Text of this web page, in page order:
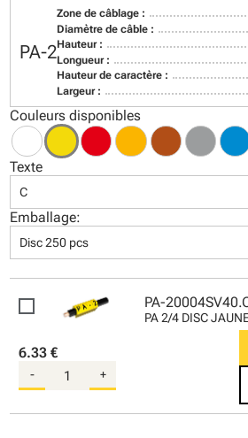
PA-2
Zone de câblage :
Diamètre de câble :
Hauteur :
Longueur :
Hauteur de caractère :
Largeur :
Couleurs disponibles
Texte
C
Emballage:
Disc 250 pcs
PA-
PA 2/4 DISC
6.33 €
- +